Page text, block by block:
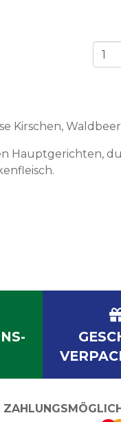
Kirschen,
Hauptgerichten,